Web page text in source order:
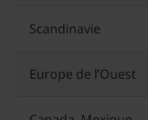
Scandinavie
Europe de l’Ouest